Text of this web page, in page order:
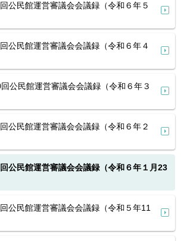
公民館運営審議会会議録（令和６年５
公民館運営審議会会議録（令和６年４
公民館運営審議会会議録（令和６年３
公民館運営審議会会議録（令和６年２
公民館運営審議会会議録（令和６年１月23
公民館運営審議会会議録（令和５年11